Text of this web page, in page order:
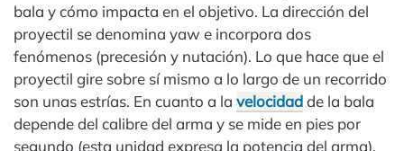
bala y cómo impacta en el objetivo. La dirección del
proyectil se denomina yaw e incorpora dos
fenómenos (precesión y nutación). Lo que hace que el
proyectil gire sobre sí mismo a lo largo de un recorrido
son unas estrías. En cuanto a la velocidadde la bala
depende del calibre del arma y se mide en pies por
segundo (esta unidad expresa la potencia del arma).